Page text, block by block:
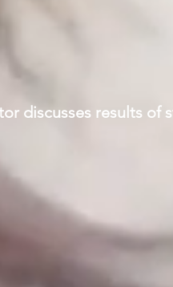
discusses results of